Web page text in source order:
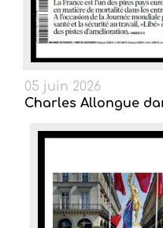
05 juin 2026
Charles Allongue